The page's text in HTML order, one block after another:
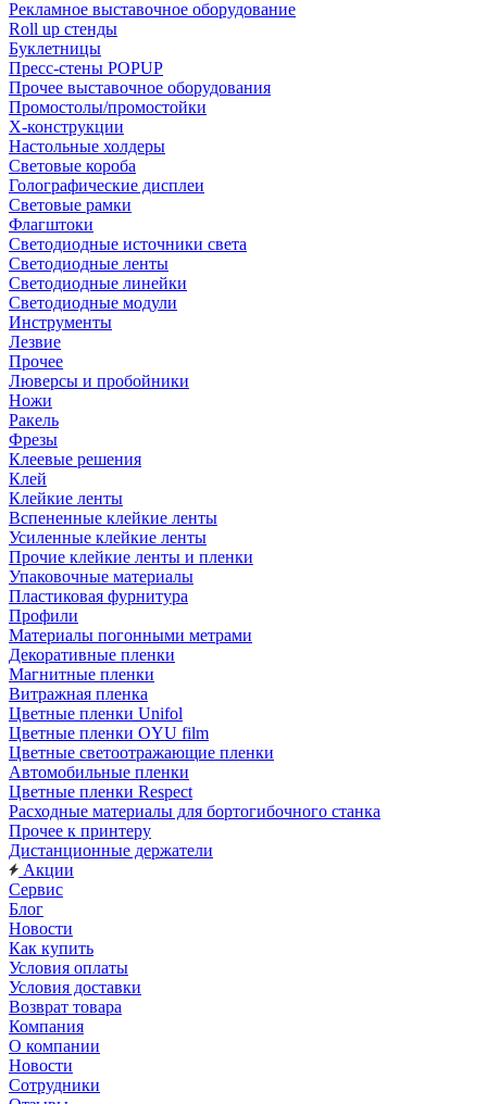
Рекламное выставочное оборудование
Roll up стенды
Буклетницы
Пресс-стены POPUP
Прочее выставочное оборудования
Промостолы/промостойки
Х-конструкции
Настольные холдеры
Световые короба
Голографические дисплеи
Световые рамки
Флагштоки
Светодиодные источники света
Светодиодные ленты
Светодиодные линейки
Светодиодные модули
Инструменты
Лезвие
Прочее
Люверсы и пробойники
Ножи
Ракель
Фрезы
Клеевые решения
Клей
Клейкие ленты
Вспененные клейкие ленты
Усиленные клейкие ленты
Прочие клейкие ленты и пленки
Упаковочные материалы
Пластиковая фурнитура
Профили
Материалы погонными метрами
Декоративные пленки
Магнитные пленки
Витражная пленка
Цветные пленки Unifol
Цветные пленки OYU film
Цветные светоотражающие пленки
Автомобильные пленки
Цветные пленки Respect
Расходные материалы для бортогибочного станка
Прочее к принтеру
Дистанционные держатели
Акции
Сервис
Блог
Новости
Как купить
Условия оплаты
Условия доставки
Возврат товара
Компания
О компании
Новости
Сотрудники